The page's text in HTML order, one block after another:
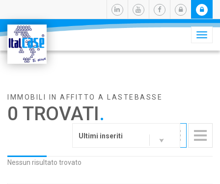
IMMOBILI IN AFFITTO A LASTEBASSE
0 TROVATI.
Ultimi inseriti
Nessun risultato trovato